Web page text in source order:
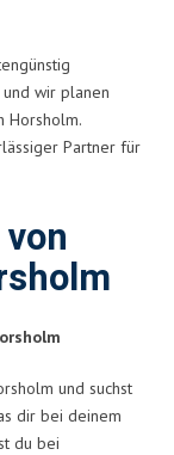
wir planen
Horsholm.
Partner für
und suchst
dir bei deinem
du bei